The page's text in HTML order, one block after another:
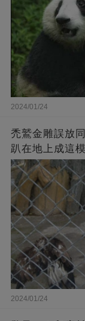
2024/01/24
禿鷲金雕誤放
趴在地上成這
2024/01/24